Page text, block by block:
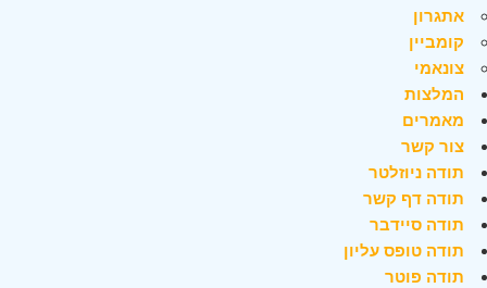
אתגרון
קומביין
צונאמי
המלצות
מאמרים
צור קשר
תודה ניוזלטר
תודה דף קשר
תודה סיידבר
תודה טופס עליון
תודה פוטר